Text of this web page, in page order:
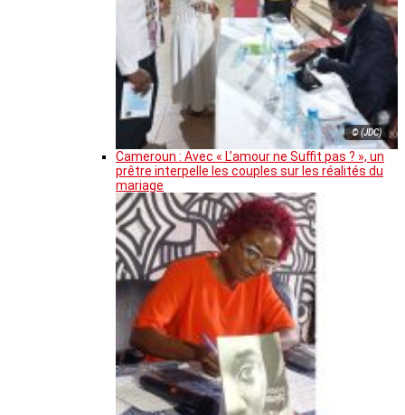
© (JDC)
Cameroun : Avec « L’amour ne Suffit pas ? », un
prêtre interpelle les couples sur les réalités du
mariage